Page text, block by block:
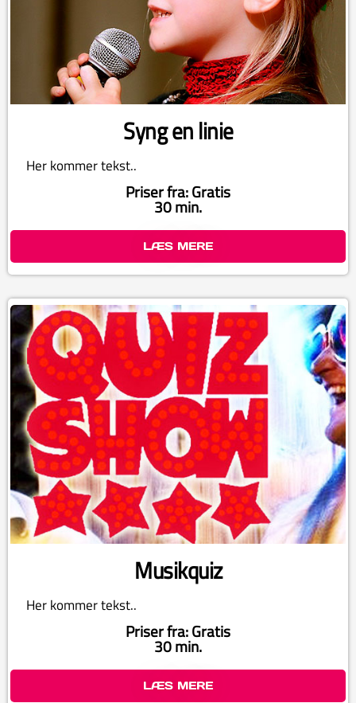
Syng en linie
Her kommer tekst..
Priser fra: Gratis
30 min.
LÆS MERE
Musikquiz
Her kommer tekst..
Priser fra: Gratis
30 min.
LÆS MERE